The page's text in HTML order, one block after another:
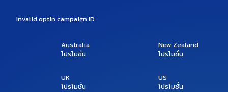
Invalid optin campaign ID
Australia
โปรโมชั่น
New Zealand
โปรโมชั่น
UK
โปรโมชั่น
US
โปรโมชั่น